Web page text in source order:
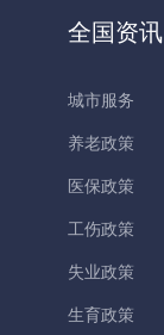
全国资讯
城市服务
养老政策
医保政策
工伤政策
失业政策
生育政策